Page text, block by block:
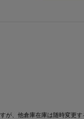
が、他倉庫在庫は随時変更